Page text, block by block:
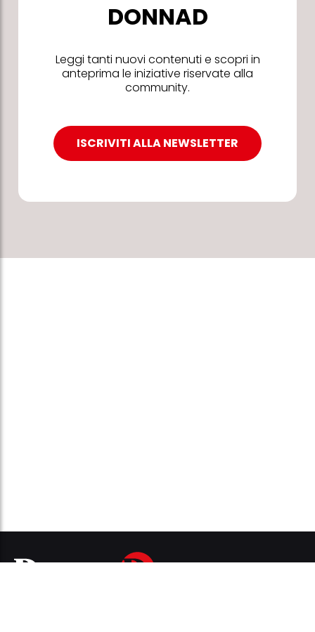
DONNAD
Leggi tanti nuovi contenuti e scopri in
anteprima le iniziative riservate alla
community.
ISCRIVITI ALLA NEWSLETTER